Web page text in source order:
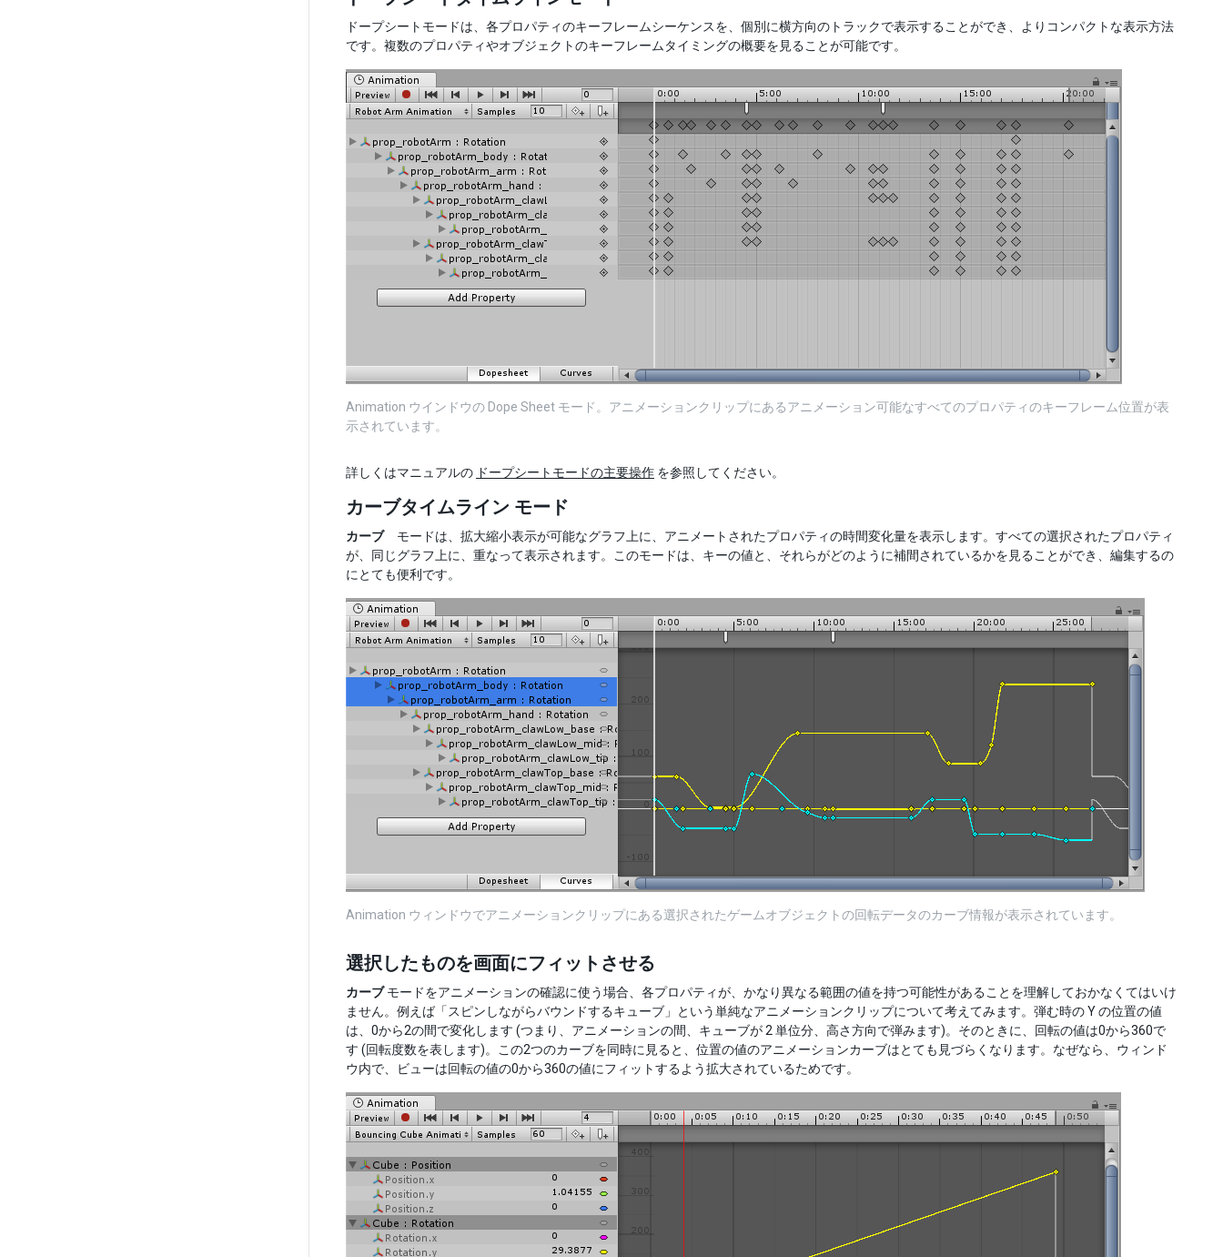
ドープシートモードは、各プロパティのキーフレームシーケンスを、個別に横方向のトラックで表示することができ、よりコンパクトな表示方法
です。複数のプロパティやオブジェクトのキーフレームタイミングの概要を見ることが可能です。
Animation ウインドウの Dope Sheet モード。アニメーションクリップにあるアニメーション可能なすべてのプロパティのキーフレーム位置が表
示されています。
詳しくはマニュアルの ドープシートモードの主要操作 を参照してください。
カーブタイムライン モード
カーブモードは、拡大縮小表示が可能なグラフ上に、アニメートされたプロパティの時間変化量を表示します。すべての選択されたプロパティ
が、同じグラフ上に、重なって表示されます。このモードは、キーの値と、それらがどのように補間されているかを見ることができ、編集するの
にとても便利です。
Animation ウィンドウでアニメーションクリップにある選択されたゲームオブジェクトの回転データのカーブ情報が表示されています。
選択したものを画面にフィットさせる
カーブモードをアニメーションの確認に使う場合、各プロパティが、かなり異なる範囲の値を持つ可能性があることを理解しておかなくてはいけ
ません。例えば「スピンしながらバウンドするキューブ」という単純なアニメーションクリップについて考えてみます。弾む時の Y の位置の値
は、0から2の間で変化します (つまり、アニメーションの間、キューブが 2 単位分、高さ方向で弾みます)。そのときに、回転の値は0から360で
す (回転度数を表します)。この2つのカーブを同時に見ると、位置の値のアニメーションカーブはとても見づらくなります。なぜなら、ウィンド
ウ内で、ビューは回転の値の0から360の値にフィットするよう拡大されているためです。